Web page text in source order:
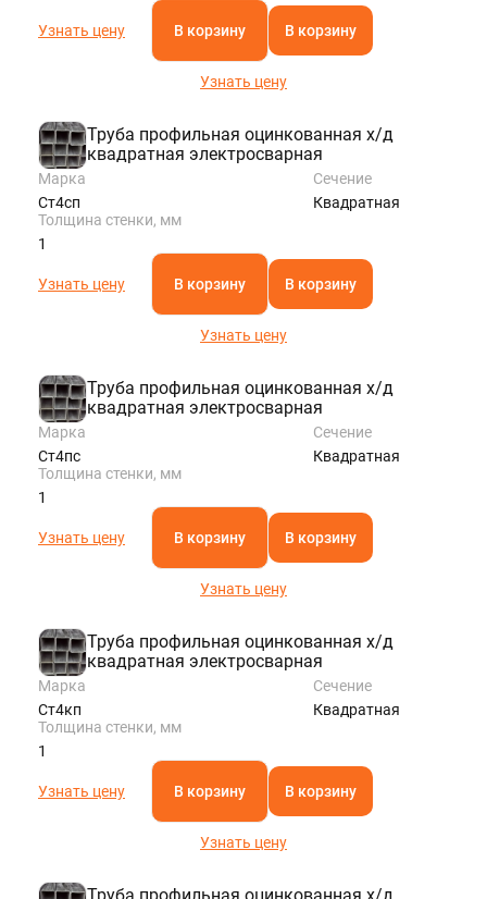
Узнать цену В корзину В корзину
Узнать цену
Труба профильная оцинкованная х/д
квадратная электросварная
Марка
Ст4сп
Сечение
Квадратная
Толщина стенки, мм
1
Узнать цену В корзину В корзину
Узнать цену
Труба профильная оцинкованная х/д
квадратная электросварная
Марка
Ст4пс
Сечение
Квадратная
Толщина стенки, мм
1
Узнать цену В корзину В корзину
Узнать цену
Труба профильная оцинкованная х/д
квадратная электросварная
Марка
Ст4кп
Сечение
Квадратная
Толщина стенки, мм
1
Узнать цену В корзину В корзину
Узнать цену